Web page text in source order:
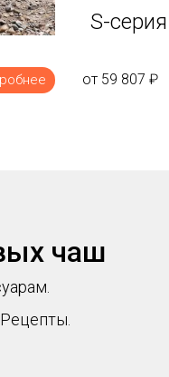
S-серия
от 59 807 ₽
чаш